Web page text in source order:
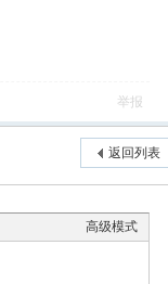
举报
返回列表
高级模式